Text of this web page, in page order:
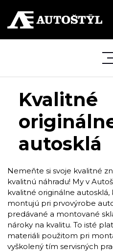
Kvalitné
autosklá
Nemeňte si svoje kvalitné
kvalitnú náhradu! My v
kvalitné originálne
montujú pri prvovýrobe
predávané a montované
nároky na kvalitu. To isté
materiáli použitom pri
vyškolený tím servisných